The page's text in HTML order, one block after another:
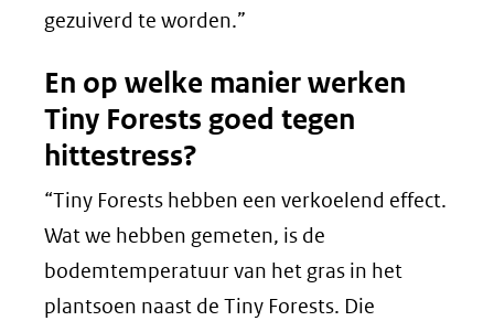
gezuiverd te worden.”
En op welke manier werken
Tiny Forests goed tegen
hittestress?
“Tiny Forests hebben een verkoelend effect.
Wat we hebben gemeten, is de
bodemtemperatuur van het gras in het
plantsoen naast de Tiny Forests. Die